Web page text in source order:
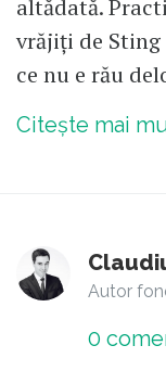
altădată.
vrăjiți de Sting
ce nu e rău
Citește mai
Autor
0